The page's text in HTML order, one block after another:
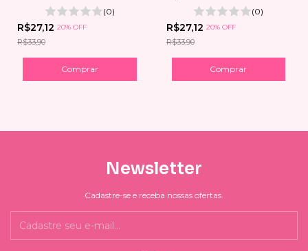
(0)
R$27,12 20% OFF
R$33,90
(0)
R$27,12 20% OFF
R$33,90
Newsletter
Cadastre-se e receba nossas ofertas.